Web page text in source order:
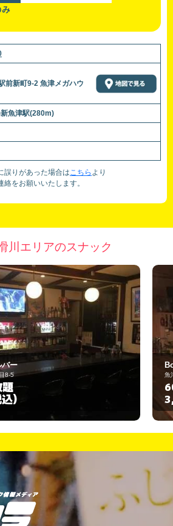
前新町9-2 魚津メガハウ
魚津駅(280m)
誤りがあった場合はこちら より
絡をお願いいたします。
川エリアのスナック
Bobby room
魚津市釈迦堂
60分 飲み放題
3,000円